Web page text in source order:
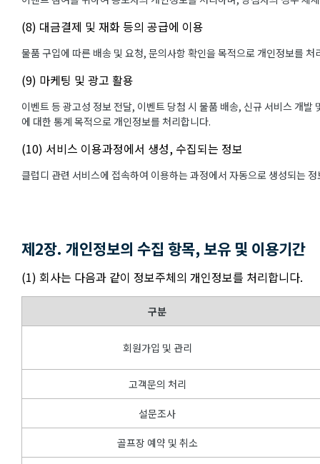
(8) 대금결제 및 재화 등의 공급에 이용
물품 구입에 따른 배송 및 요청, 문의사항 확인을 목적으로 개인정보를 처
(9) 마케팅 및 광고 활용
이벤트 등 광고성 정보 전달, 이벤트 당첨 시 물품 배송, 신규 서비스 개
에 대한 통계 목적으로 개인정보를 처리합니다.
(10) 서비스 이용과정에서 생성, 수집되는 정보
클럽디 관련 서비스에 접속하여 이용하는 과정에서 자동으로 생성되는
제2장. 개인정보의 수집 항목, 보유 및 이용기간
(1) 회사는 다음과 같이 정보주체의 개인정보를 처리합니다.
구분
회원가입 및 관리
고객문의 처리
설문조사
골프장 예약 및 취소